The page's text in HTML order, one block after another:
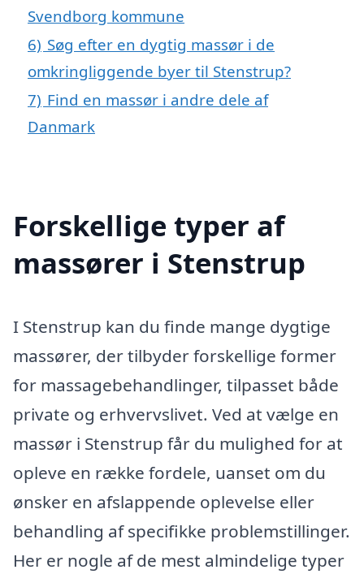
Svendborg kommune
6) Søg efter en dygtig massør i de
omkringliggende byer til Stenstrup?
7) Find en massør i andre dele af
Danmark
Forskellige typer af
massører i Stenstrup
I Stenstrup kan du finde mange dygtige
massører, der tilbyder forskellige former
for massagebehandlinger, tilpasset både
private og erhvervslivet. Ved at vælge en
massør i Stenstrup får du mulighed for at
opleve en række fordele, uanset om du
ønsker en afslappende oplevelse eller
behandling af specifikke problemstillinger.
Her er nogle af de mest almindelige typer